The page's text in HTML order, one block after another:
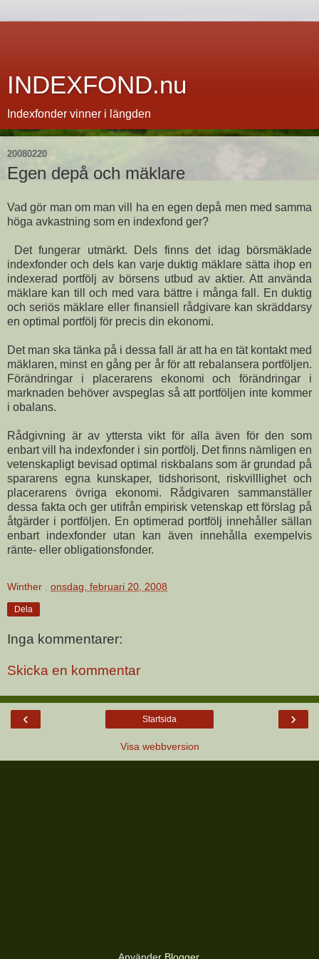
INDEXFOND.nu
Indexfonder vinner i längden
20080220
Egen depå och mäklare
Vad gör man om man vill ha en egen depå men med samma
höga avkastning som en indexfond ger?
Det fungerar utmärkt. Dels finns det idag börsmäklade
indexfonder och dels kan varje duktig mäklare sätta ihop en
indexerad portfölj av börsens utbud av aktier. Att använda
mäklare kan till och med vara bättre i många fall. En duktig
och seriös mäklare eller finansiell rådgivare kan skräddarsy
en optimal portfölj för precis din ekonomi.
Det man ska tänka på i dessa fall är att ha en tät kontakt med
mäklaren, minst en gång per år för att rebalansera portföljen.
Förändringar i placerarens ekonomi och förändringar i
marknaden behöver avspeglas så att portföljen inte kommer
i obalans.
Rådgivning är av yttersta vikt för alla även för den som
enbart vill ha indexfonder i sin portfölj. Det finns nämligen en
vetenskapligt bevisad optimal riskbalans som är grundad på
spararens egna kunskaper, tidshorisont, riskvilllighet och
placerarens övriga ekonomi. Rådgivaren sammanställer
dessa fakta och ger utifrån empirisk vetenskap ett förslag på
åtgärder i portföljen. En optimerad portfölj innehåller sällan
enbart indexfonder utan kan även innehålla exempelvis
ränte- eller obligationsfonder.
Winther onsdag, februari 20, 2008
Dela
Inga kommentarer:
Skicka en kommentar
‹ ›
Startsida
Visa webbversion